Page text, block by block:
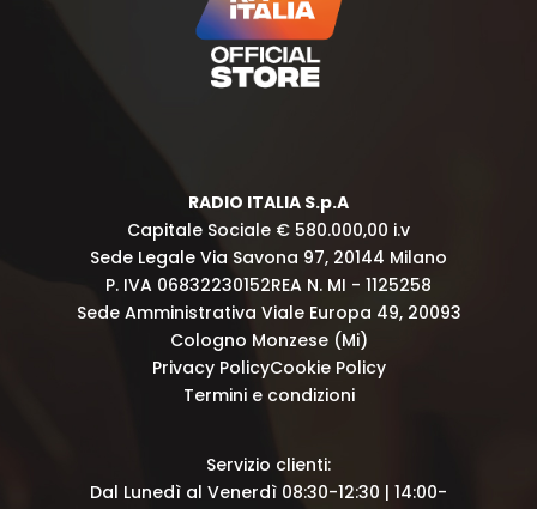
RADIO ITALIA S.p.A
Capitale Sociale € 580.000,00 i.v
Sede Legale Via Savona 97, 20144 Milano
P. IVA 06832230152REA N. MI - 1125258
Sede Amministrativa Viale Europa 49, 20093
Cologno Monzese (Mi)
Privacy PolicyCookie Policy
Termini e condizioni
Servizio clienti:
Dal Lunedì al Venerdì 08:30-12:30 | 14:00-